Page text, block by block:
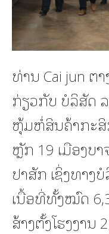
ທ່ານ Cai jun ຕ
ກ່ຽວກັບ ບໍລິສັດ
ຫຸ້ມຫໍ່ສິນຄ້າກະສິ
ຫຼັກ 19 ເມືອງບາ
ປາສັກ ເຊິ່ງທາງ
ເນື້ອທີ່ທັ້ງໝົດ
ສ້າງຕັ້ງໂຮງງານ